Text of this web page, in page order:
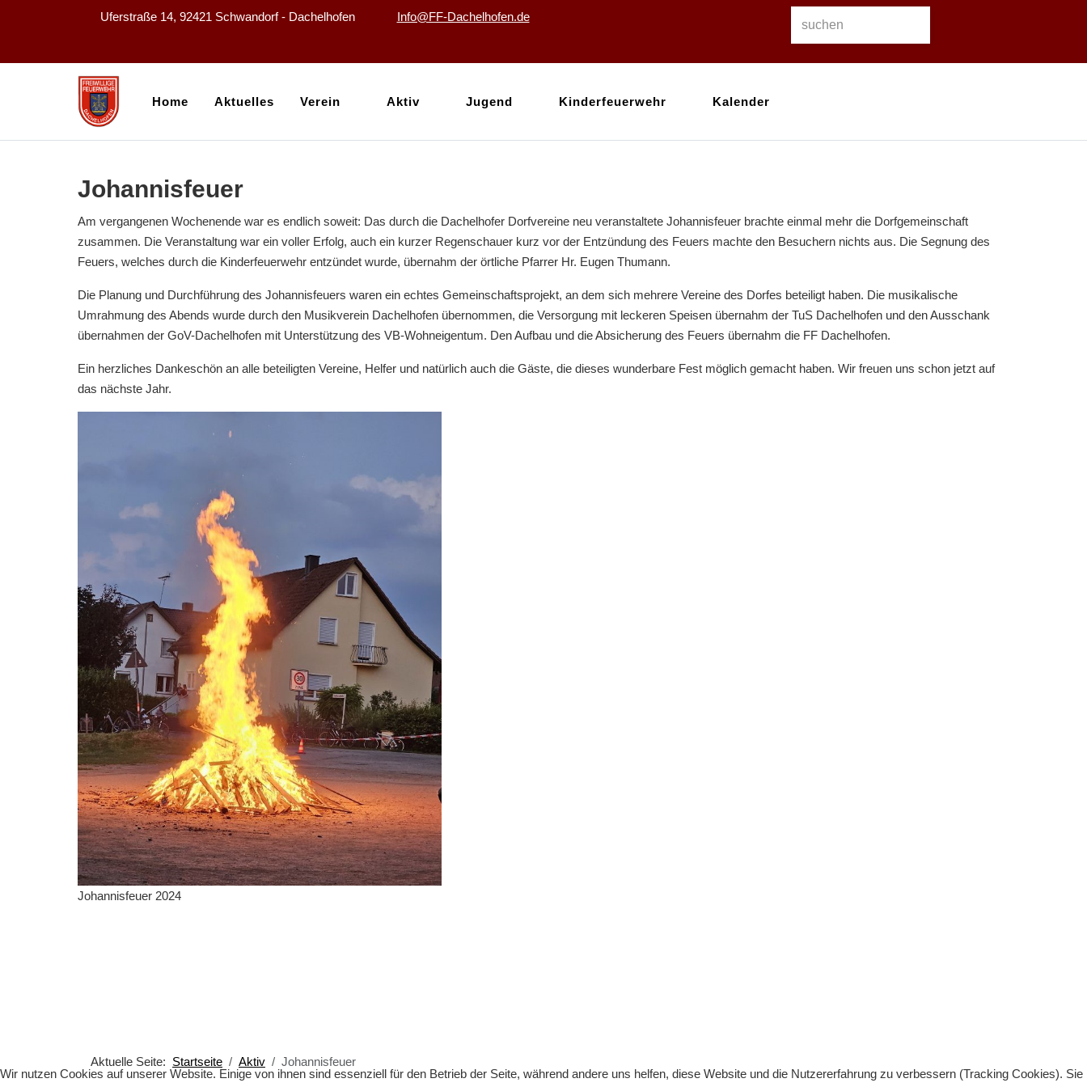
Uferstraße 14, 92421 Schwandorf - Dachelhofen Info@FF-Dachelhofen.de
Home Aktuelles Verein Aktiv Jugend Kinderfeuerwehr Kalender
Johannisfeuer
Am vergangenen Wochenende war es endlich soweit: Das durch die Dachelhofer Dorfvereine neu veranstaltete Johannisfeuer brachte einmal mehr die Dorfgemeinschaft
zusammen. Die Veranstaltung war ein voller Erfolg, auch ein kurzer Regenschauer kurz vor der Entzündung des Feuers machte den Besuchern nichts aus. Die Segnung des
Feuers, welches durch die Kinderfeuerwehr entzündet wurde, übernahm der örtliche Pfarrer Hr. Eugen Thumann.
Die Planung und Durchführung des Johannisfeuers waren ein echtes Gemeinschaftsprojekt, an dem sich mehrere Vereine des Dorfes beteiligt haben. Die musikalische
Umrahmung des Abends wurde durch den Musikverein Dachelhofen übernommen, die Versorgung mit leckeren Speisen übernahm der TuS Dachelhofen und den Ausschank
übernahmen der GoV-Dachelhofen mit Unterstützung des VB-Wohneigentum. Den Aufbau und die Absicherung des Feuers übernahm die FF Dachelhofen.
Ein herzliches Dankeschön an alle beteiligten Vereine, Helfer und natürlich auch die Gäste, die dieses wunderbare Fest möglich gemacht haben. Wir freuen uns schon jetzt auf
das nächste Jahr.
Johannisfeuer 2024
Aktuelle Seite: Startseite Aktiv
Johannisfeuer
Wir nutzen Cookies auf unserer Website. Einige von ihnen sind essenziell für den Betrieb der Seite, während andere uns helfen, diese Website und die Nutzererfahrung zu verbessern (Tracking Cookies). Sie